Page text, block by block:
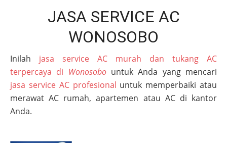
JASA SERVICE AC
WONOSOBO
Inilah jasa service AC murah dan tukang AC
terpercaya di Wonosobountuk Anda yang mencari
jasa service AC profesional untuk memperbaiki atau
merawat AC rumah, apartemen atau AC di kantor
Anda.